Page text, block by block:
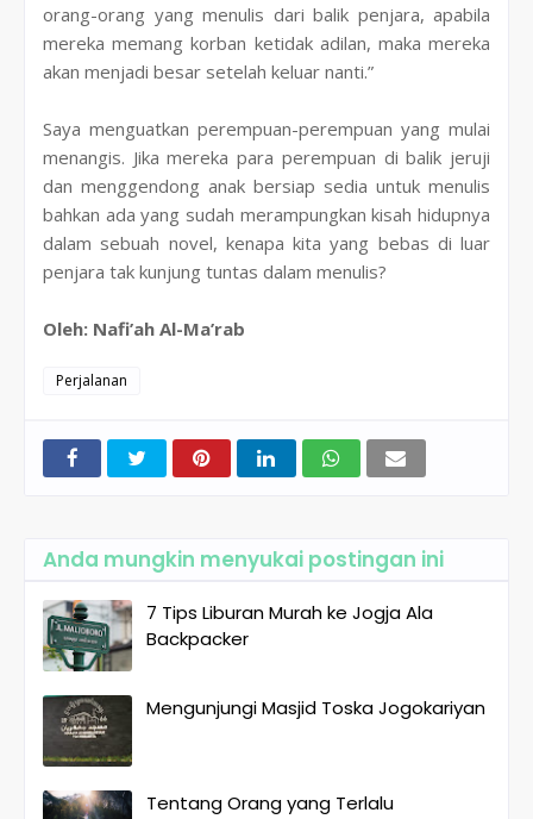
orang-orang yang menulis dari balik penjara, apabila
mereka memang korban ketidak adilan, maka mereka
akan menjadi besar setelah keluar nanti.”
Saya menguatkan perempuan-perempuan yang mulai
menangis. Jika mereka para perempuan di balik jeruji
dan menggendong anak bersiap sedia untuk menulis
bahkan ada yang sudah merampungkan kisah hidupnya
dalam sebuah novel, kenapa kita yang bebas di luar
penjara tak kunjung tuntas dalam menulis?
Oleh: Nafi’ah Al-Ma’rab
Perjalanan
Anda mungkin menyukai postingan ini
7 Tips Liburan Murah ke Jogja Ala
Backpacker
Mengunjungi Masjid Toska Jogokariyan
Tentang Orang yang Terlalu